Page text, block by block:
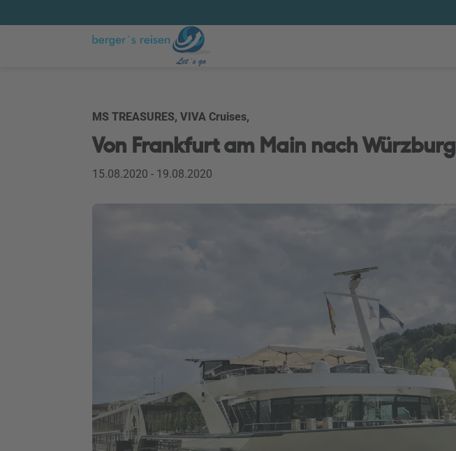
MS TREASURES, VIVA Cruises,
Von Frankfurt am Main nach Würzburg
15.08.2020 - 19.08.2020